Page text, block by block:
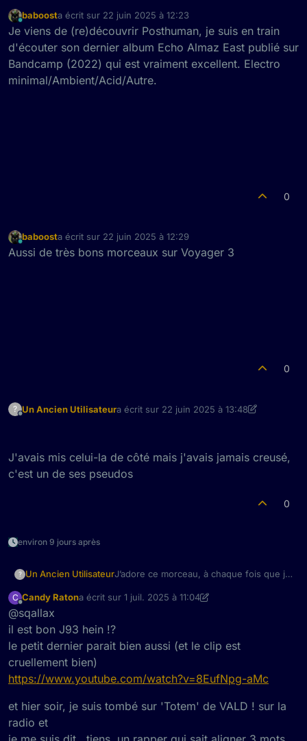
En ligne
baboosta écrit sur 22 juin 2025 à 12:23
dernière édition par
Je viens de (re)découvrir Posthuman, je suis en train
d'écouter son dernier album Echo Almaz East publié sur
Bandcamp (2022) qui est vraiment excellent. Electro
minimal/Ambient/Acid/Autre.
0
En ligne
baboosta écrit sur 22 juin 2025 à 12:29
dernière édition par
Aussi de très bons morceaux sur Voyager 3
0
? Un Ancien Utilisateura écrit sur 22 juin 2025 à 13:48
dernière édition par Un Ancien Utilisateur
J'avais mis celui-la de côté mais j'avais jamais creusé,
c'est un de ses pseudos
0
environ 9 jours après
? Un Ancien UtilisateurJ’adore ce morceau, à chaque fois que je
quoi déjà ? » (on a le vynile en plus…)
souvenir jessica93-now
C
Hors-ligne
Candy Ratona écrit sur 1 juil. 2025 à 11:04
dernière édition par Candy Raton
@sqallax
il est bon J93 hein !?
le petit dernier parait bien aussi (et le clip est
cruellement bien)
https://www.youtube.com/watch?v=8EufNpg-aMc
et hier soir, je suis tombé sur 'Totem' de VALD ! sur la
radio et